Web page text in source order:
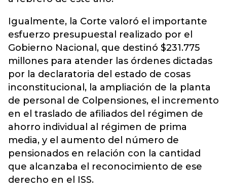
Igualmente, la Corte valoró el importante
esfuerzo presupuestal realizado por el
Gobierno Nacional, que destinó $231.775
millones para atender las órdenes dictadas
por la declaratoria del estado de cosas
inconstitucional, la ampliación de la planta
de personal de Colpensiones, el incremento
en el traslado de afiliados del régimen de
ahorro individual al régimen de prima
media, y el aumento del número de
pensionados en relación con la cantidad
que alcanzaba el reconocimiento de ese
derecho en el ISS.